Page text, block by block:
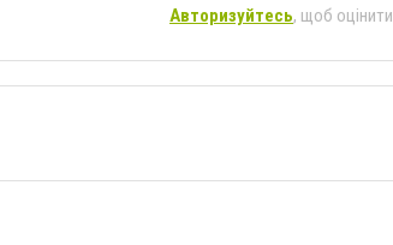
Авторизуйтесь, щоб оцінити